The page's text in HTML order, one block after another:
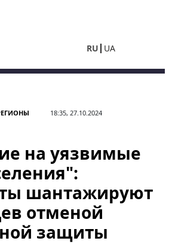
RU UA
18:35, 27.10.2024
на уязвимые
шантажируют
отменой
защиты